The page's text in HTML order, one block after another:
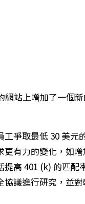
站上增加了一個
爭取最低 30 美
有力的變化，如
高 401 (k) 的匹
議進行研究，並